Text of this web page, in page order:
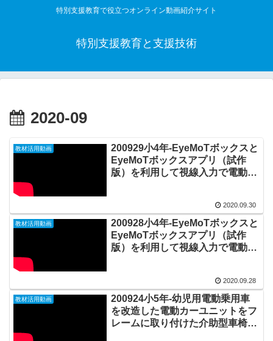
特別支援教育で役立つオンライン動画紹介サイト
特別支援教育と支援技術
2020-09
教材活用動画
200929小4年-EyeMoTボックスと
EyeMoTボックスアプリ（試作
版）を利用して視線入力で電動ジ
2020.09.30
教材活用動画
200928小4年-EyeMoTボックスと
EyeMoTボックスアプリ（試作
版）を利用して視線入力で電動ジ
2020.09.28
教材活用動画
200924小5年-幼児用電動乗用車
を改造した電動カーユニットをフ
レームに取り付けた介助型車椅子